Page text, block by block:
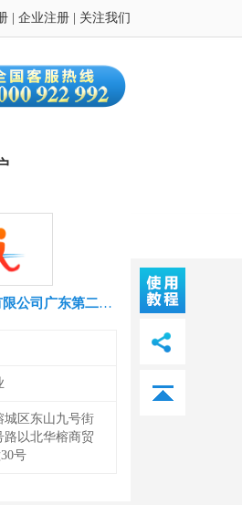
企业注册 关注我们
云基智慧工程股份有限公司广东第二分公司
城区东山九号街
路以北华榕商贸
号